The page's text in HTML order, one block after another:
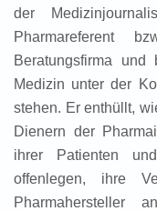
der
Pharmareferent
Beratungsfirma
Medizin unter der
stehen. Er enthüllt,
Dienern der
ihrer Patienten
offenlegen, ihre
Pharmahersteller